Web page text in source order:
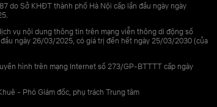
do Sở KHĐT thành phố Hà Nội cấp lần đầu ngày ngày
vụ nội dung thông tin trên mạng viễn thông di động số
ngày 26/03/2025, có giá trị đến hết ngày 25/03/2030 (của
hình trên mạng Internet số 273/GP-BTTTT cấp ngày
- Phó Giám đốc, phụ trách Trung tâm